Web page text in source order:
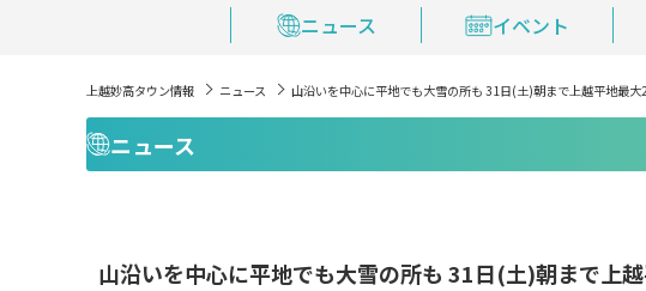
ニュース
イベント
おくやみ情報
安全安
ライブ配信
上越妙高タウン情報 ニュース 山沿いを中心に平地でも大雪の所も 31日(土)朝まで上越平地最
ニュース
山沿いを中心に平地でも大雪の所も 31日(土)朝まで上